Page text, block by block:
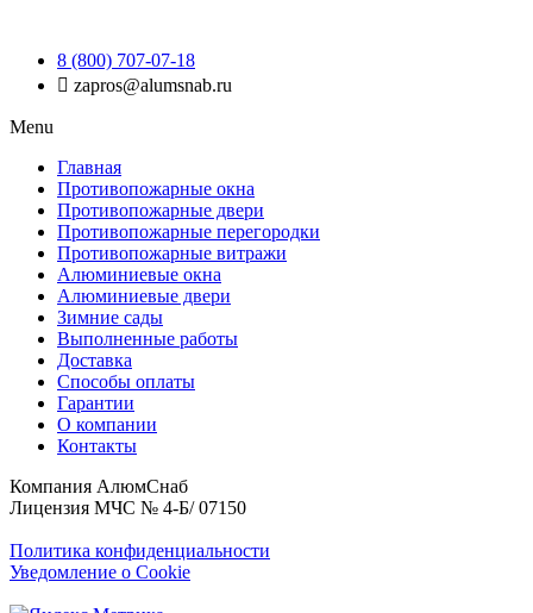
8 (800) 707-07-18
zapros@alumsnab.ru
Menu
Главная
Противопожарные окна
Противопожарные двери
Противопожарные перегородки
Противопожарные витражи
Алюминиевые окна
Алюминиевые двери
Зимние сады
Выполненные работы
Доставка
Способы оплаты​
Гарантии
О компании
Контакты
Компания АлюмСнаб
Лицензия МЧС № 4-Б/ 07150
Политика конфиденциальности
Уведомление о Cookie